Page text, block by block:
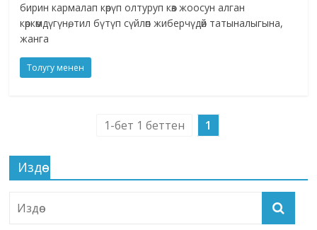
бирин кармалап көрүп олтуруп көз жоосун алган
көркөмдүгүнө, тил бүтүп сүйлөп жиберчүдөй татыналыгына,
жанга
Толугу менен
1-бет 1 беттен 1
Издөө